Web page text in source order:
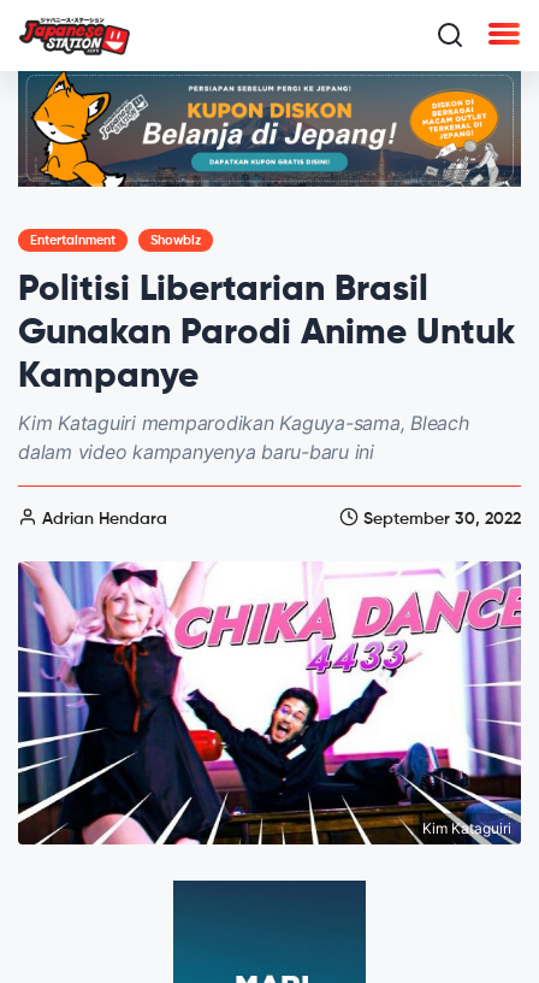
Entertainment Showbiz
Politisi Libertarian Brasil
Gunakan Parodi Anime Untuk
Kampanye
Kim Kataguiri memparodikan Kaguya-sama, Bleach
dalam video kampanyenya baru-baru ini
Adrian Hendara September 30, 2022
Kim Kataguiri